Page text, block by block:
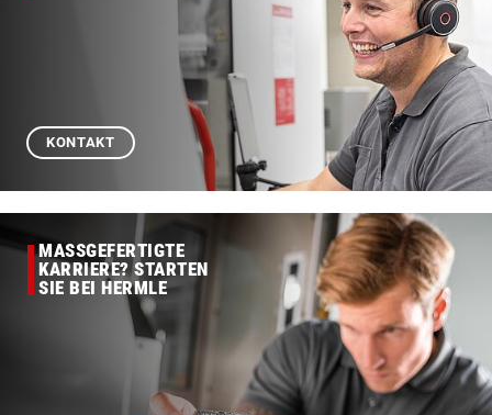
KONTAKT
MASSGEFERTIGTE
KARRIERE? STARTEN
SIE BEI HERMLE